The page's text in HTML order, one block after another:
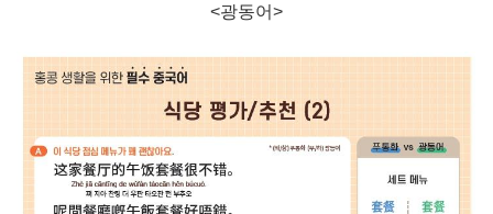
<광동어>